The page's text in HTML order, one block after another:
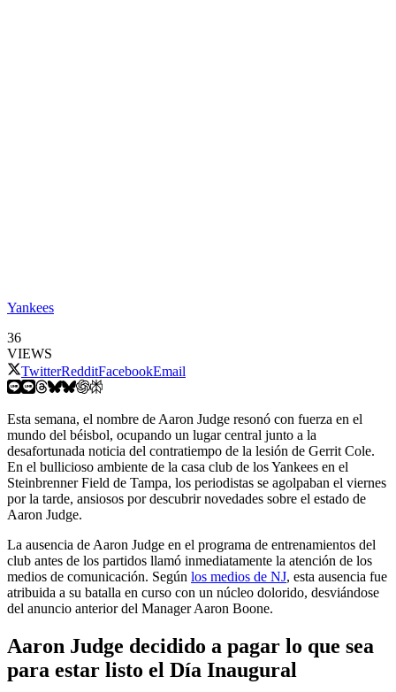
Yankees
36
VIEWS
TwitterRedditFacebookEmail
Esta semana, el nombre de Aaron Judge resonó con fuerza en el
mundo del béisbol, ocupando un lugar central junto a la
desafortunada noticia del contratiempo de la lesión de Gerrit Cole.
En el bullicioso ambiente de la casa club de los Yankees en el
Steinbrenner Field de Tampa, los periodistas se agolpaban el viernes
por la tarde, ansiosos por descubrir novedades sobre el estado de
Aaron Judge.
La ausencia de Aaron Judge en el programa de entrenamientos del
club antes de los partidos llamó inmediatamente la atención de los
medios de comunicación. Según los medios de NJ, esta ausencia fue
atribuida a su batalla en curso con un núcleo dolorido, desviándose
del anuncio anterior del Manager Aaron Boone.
Aaron Judge decidido a pagar lo que sea
para estar listo el Día Inaugural